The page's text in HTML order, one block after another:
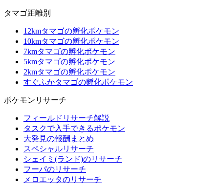
タマゴ距離別
12kmタマゴの孵化ポケモン
10kmタマゴの孵化ポケモン
7kmタマゴの孵化ポケモン
5kmタマゴの孵化ポケモン
2kmタマゴの孵化ポケモン
すぐふかタマゴの孵化ポケモン
ポケモンリサーチ
フィールドリサーチ解説
タスクで入手できるポケモン
大発見の報酬まとめ
スペシャルリサーチ
シェイミ(ランド)のリサーチ
フーパのリサーチ
メロエッタのリサーチ